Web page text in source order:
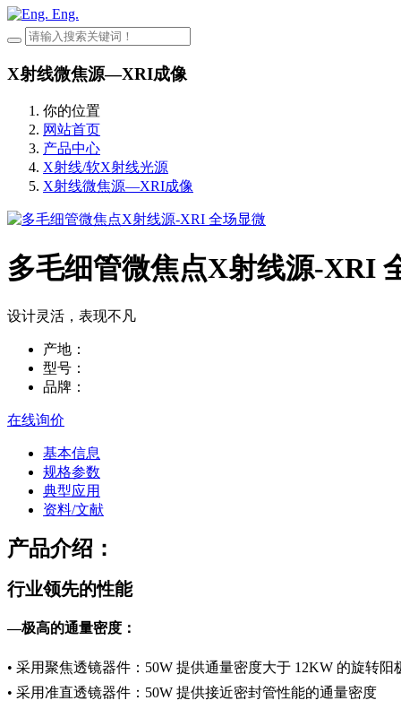
Eng.
X射线微焦源—XRI成像
你的位置
网站首页
产品中心
X射线/软X射线光源
X射线微焦源—XRI成像
多毛细管微焦点X射线源-XRI
设计灵活，表现不凡
产地：
型号：
品牌：
在线询价
基本信息
规格参数
典型应用
资料/文献
产品介绍：
行业领先的性能
—极高的通量密度：
• 采用聚焦透镜器件：50W 提供通量密度大于 12KW 的旋转阳
• 采用准直透镜器件：50W 提供接近密封管性能的通量密度